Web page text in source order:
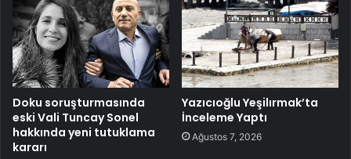
Doku soruşturmasında
eski Vali Tuncay Sonel
hakkında yeni tutuklama
kararı
Yazıcıoğlu Yeşilırmak’ta
İnceleme Yaptı
Ağustos 7, 2026